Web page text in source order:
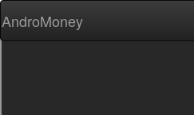
AndroMoney